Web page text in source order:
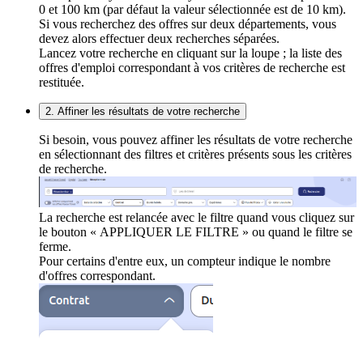
0 et 100 km (par défaut la valeur sélectionnée est de 10 km).
Si vous recherchez des offres sur deux départements, vous
devez alors effectuer deux recherches séparées.
Lancez votre recherche en cliquant sur la loupe ; la liste des
offres d'emploi correspondant à vos critères de recherche est
restituée.
2. Affiner les résultats de votre recherche
Si besoin, vous pouvez affiner les résultats de votre recherche
en sélectionnant des filtres et critères présents sous les critères
de recherche.
La recherche est relancée avec le filtre quand vous cliquez sur
le bouton « APPLIQUER LE FILTRE » ou quand le filtre se
ferme.
Pour certains d'entre eux, un compteur indique le nombre
d'offres correspondant.